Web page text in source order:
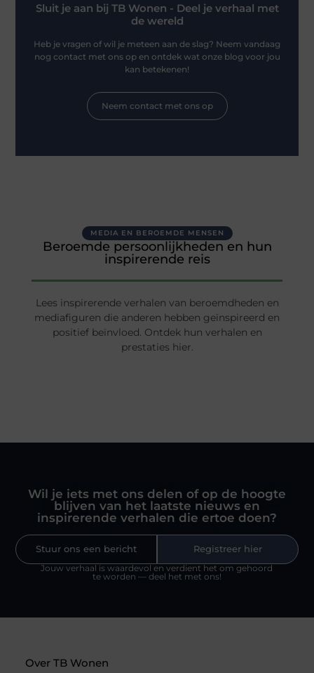
Sluit je aan bij TB Wonen - Deel je verhaal met
de wereld
Heb je vragen of wil je meteen aan de slag? Neem vandaag
nog contact met ons op en ontdek wat onze blog voor jou
kan betekenen!
Neem contact met ons op
MEDIA EN BEROEMDE MENSEN
Beroemde persoonlijkheden en hun
inspirerende reis
Lees inspirerende verhalen van beroemdheden en
mediafiguren die anderen hebben geïnspireerd en
positief beïnvloed. Ontdek hun verhalen en
prestaties hier.
Wil je iets met ons delen of op de hoogte
blijven van het laatste nieuws en
inspirerende verhalen die ertoe doen?
Stuur ons een bericht
Registreer hier
Jouw verhaal is waardevol en verdient het om gehoord
te worden — deel het met ons!
Over TB Wonen